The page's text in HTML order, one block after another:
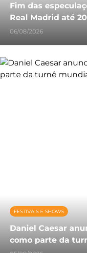
Fim das
Real Madrid até
06/08/2026
FESTIVAIS E SHOWS
Daniel Caesar
como parte da